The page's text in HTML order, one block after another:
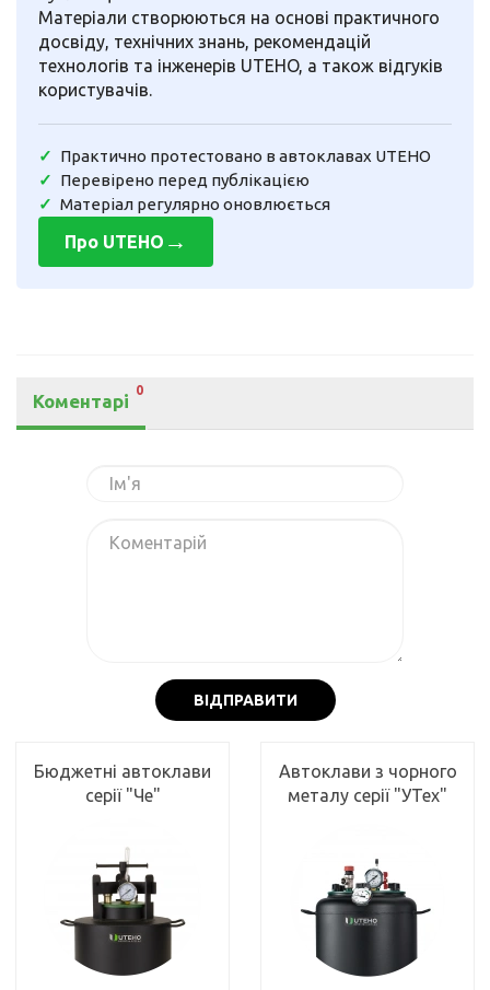
Матеріали створюються на основі практичного
досвіду, технічних знань, рекомендацій
технологів та інженерів UTEHO, а також відгуків
користувачів.
Практично протестовано в автоклавах UTEHO
Перевірено перед публікацією
Матеріал регулярно оновлюється
Про UTEHO →
Коментарі
0
ВІДПРАВИТИ
Бюджетні автоклави
серії "Че"
Автоклави з чорного
металу серії "УТех"